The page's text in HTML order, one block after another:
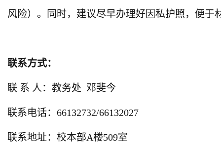
风险）。同时，建议尽早办理好因私护照，便于
联系方式：
联 系 人：教务处 邓斐今
联系电话：66132732/66132027
联系地址：校本部A楼509室